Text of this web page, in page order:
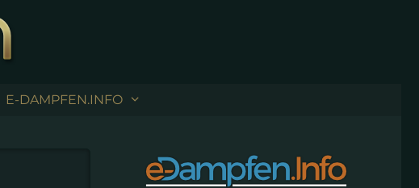
E-DAMPFEN.INFO